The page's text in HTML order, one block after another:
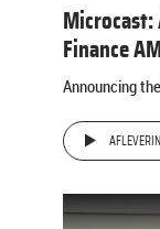
Microcast:
Finance
Announcing